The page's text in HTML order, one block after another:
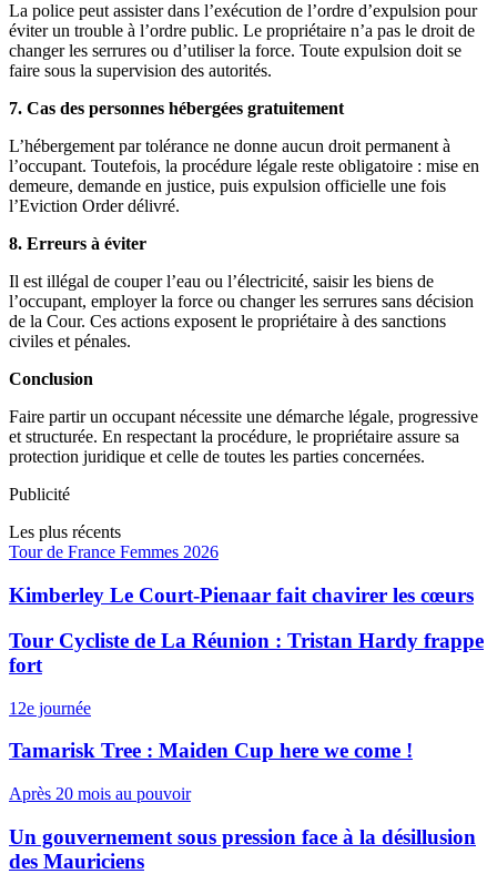
La police peut assister dans l’exécution de l’ordre d’expulsion pour
éviter un trouble à l’ordre public. Le propriétaire n’a pas le droit de
changer les serrures ou d’utiliser la force. Toute expulsion doit se
faire sous la supervision des autorités.
7. Cas des personnes hébergées gratuitement
L’hébergement par tolérance ne donne aucun droit permanent à
l’occupant. Toutefois, la procédure légale reste obligatoire : mise en
demeure, demande en justice, puis expulsion officielle une fois
l’Eviction Order délivré.
8. Erreurs à éviter
Il est illégal de couper l’eau ou l’électricité, saisir les biens de
l’occupant, employer la force ou changer les serrures sans décision
de la Cour. Ces actions exposent le propriétaire à des sanctions
civiles et pénales.
Conclusion
Faire partir un occupant nécessite une démarche légale, progressive
et structurée. En respectant la procédure, le propriétaire assure sa
protection juridique et celle de toutes les parties concernées.
Publicité
Les plus récents
Tour de France Femmes 2026
Kimberley Le Court-Pienaar fait chavirer les cœurs
Tour Cycliste de La Réunion : Tristan Hardy frappe
fort
12e journée
Tamarisk Tree : Maiden Cup here we come !
Après 20 mois au pouvoir
Un gouvernement sous pression face à la désillusion
des Mauriciens